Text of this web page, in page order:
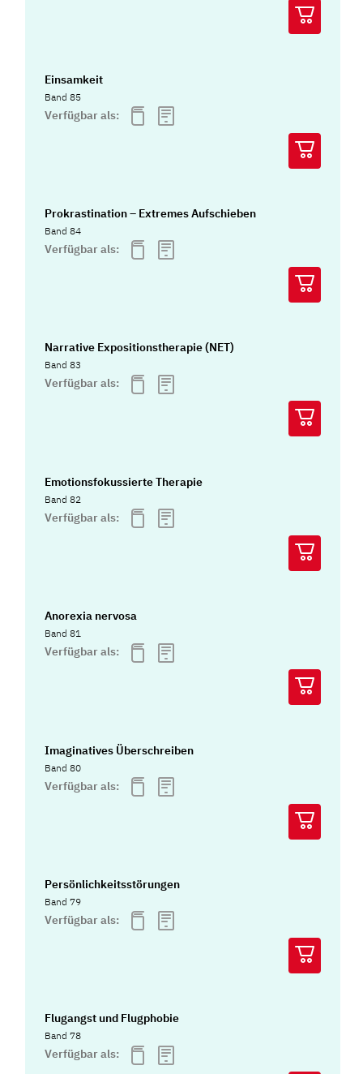
Einsamkeit
Band 85
Verfügbar als:
Prokrastination – Extremes Aufschieben
Band 84
Verfügbar als:
Narrative Expositionstherapie (NET)
Band 83
Verfügbar als:
Emotionsfokussierte Therapie
Band 82
Verfügbar als:
Anorexia nervosa
Band 81
Verfügbar als:
Imaginatives Überschreiben
Band 80
Verfügbar als:
Persönlichkeitsstörungen
Band 79
Verfügbar als:
Flugangst und Flugphobie
Band 78
Verfügbar als: